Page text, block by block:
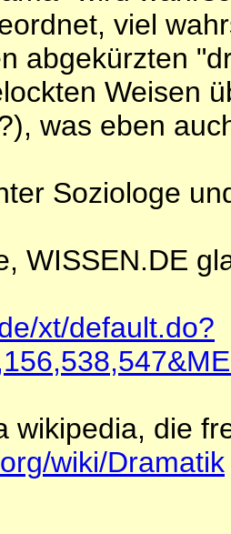
viel
abgekürzten
Weisen
was eben
Soziologe
WISSEN.DE
xt/default.do?
wikipedia, die
wiki/Dramatik